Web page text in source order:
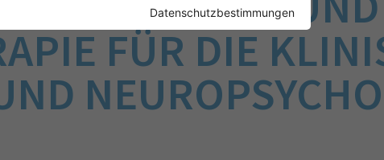
FÜR DIE
Datenschutzbestimmungen